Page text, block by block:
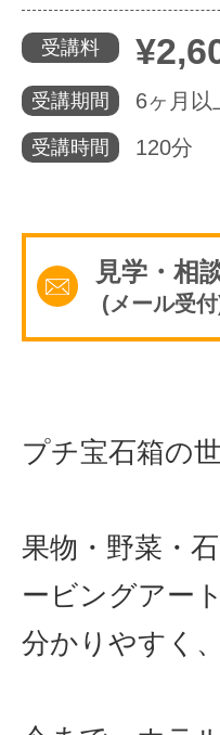
受講料
受講期間 6ヶ月以
受講時間 120分
見学・相
(メール受
プチ宝石箱の
果物・野菜・
ービングアー
分かりやすく